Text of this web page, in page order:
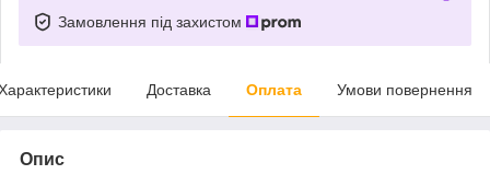
Замовлення під захистом
Доставка Оплата Умови повернення
Опис